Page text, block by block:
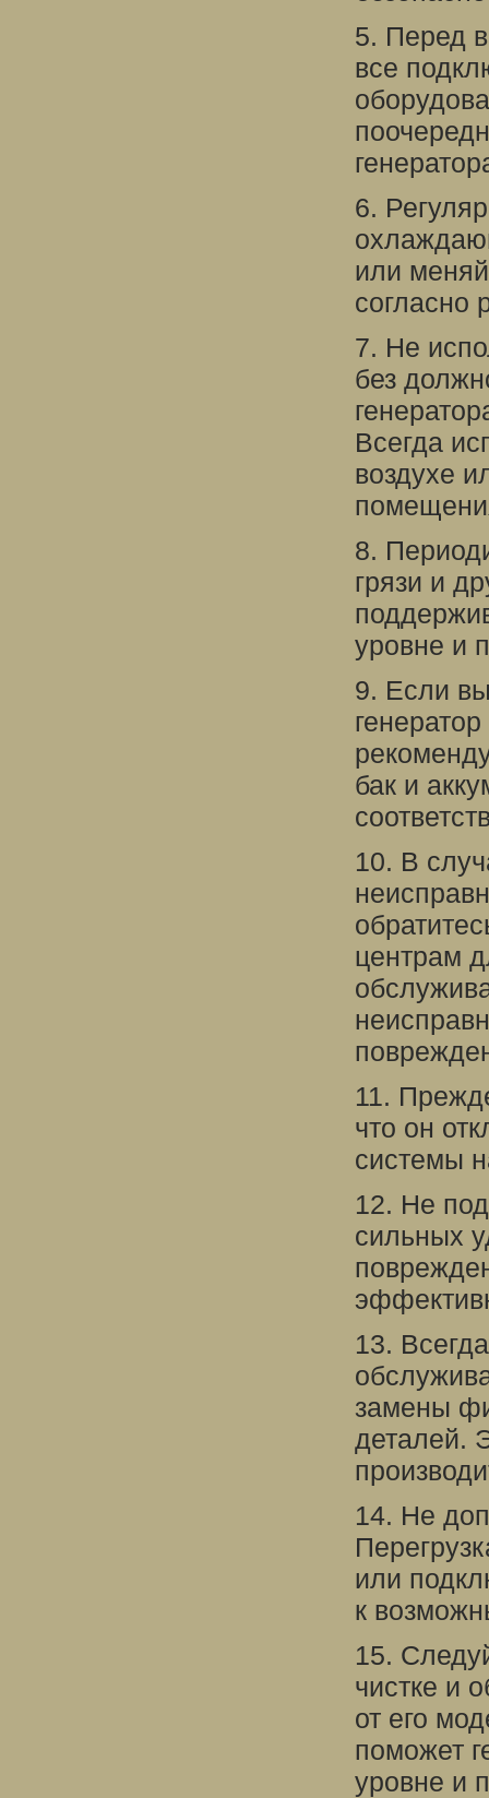
5. Перед
все
6.
или
согласно
7. Не
без
Всегда
воздухе
8.
грязи и
уровне и
9. Если
бак и
10. В
центрам
11.
что он
системы
12. Не
сильных
13.
замены
деталей.
14. Не
или
к
15.
чистке и
от его
поможет
уровне и